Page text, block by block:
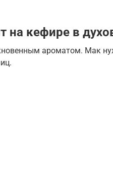
на кефире в
ароматом. Мак